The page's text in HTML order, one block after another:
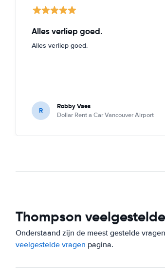
Alles verliep goed.
Alles verliep goed.
R Robby Vaes
Dollar Rent a Car Vancouver Airport
Thompson
Onderstaand zijn de meest gestelde
veelgestelde vragen pagina.